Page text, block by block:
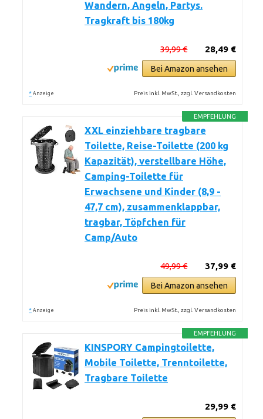
Wandern, Angeln, Partys.
Tragkraft bis 180kg
28,49 €
39,99 €
Bei Amazon ansehen
* Anzeige Preis inkl. MwSt., zzgl. Versandkosten
EMPFEHLUNG
XXL einziehbare tragbare
Toilette, Reise-Toilette (200 kg
Kapazität), verstellbare Höhe,
Camping-Toilette für
Erwachsene und Kinder (8,9 -
47,7 cm), zusammenklappbar,
tragbar, Töpfchen für
Camp/Auto
37,99 €
49,99 €
Bei Amazon ansehen
* Anzeige Preis inkl. MwSt., zzgl. Versandkosten
EMPFEHLUNG
KINSPORY Campingtoilette,
Mobile Toilette, Trenntoilette,
Tragbare Toilette
29,99 €